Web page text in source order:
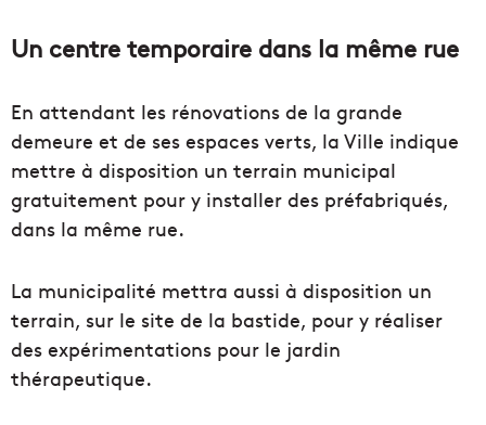
Un centre temporaire dans la même rue
En attendant les rénovations de la grande
demeure et de ses espaces verts, la Ville indique
mettre à disposition un terrain municipal
gratuitement pour y installer des préfabriqués,
dans la même rue.
La municipalité mettra aussi à disposition un
terrain, sur le site de la bastide, pour y réaliser
des expérimentations pour le jardin
thérapeutique.